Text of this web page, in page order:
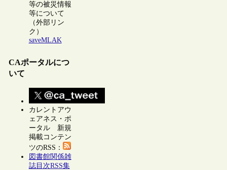
等の被災情報
等について
（外部リン
ク）
saveMLAK
CAポータルにつ
いて
カレントアウ
ェアネス・ポ
ータル 新規
掲載コンテン
ツのRSS：
図書館関係雑
誌目次RSS集